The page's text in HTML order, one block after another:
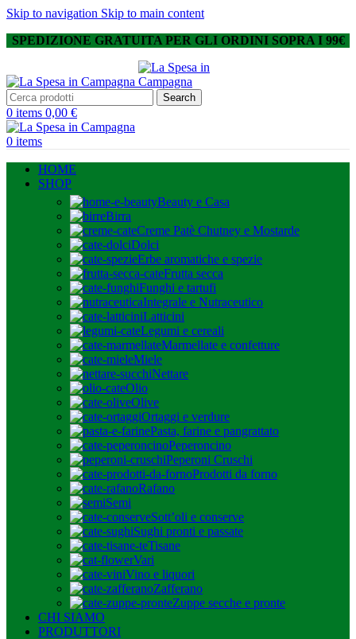
Skip to navigation Skip to main content
SPEDIZIONE GRATUITA PER GLI ORDINI SOPRA I 99€
Search
0 items 0,00 €
0 items
HOME
SHOP
Beauty e Casa
Birra
Creme Patè Chutney e Mostarde
Dolci
Erbe aromatiche e spezie
Frutta secca
Funghi e tartufi
Integrale e Nutraceutico
Latticini
Legumi e cereali
Marmellate e confetture
Miele
Nettare
Olio
Olive
Ortaggi e verdure
Pasta, farine e pangrattato
Peperoncino
Peperoni Cruschi
Prodotti da forno
Rafano
Semi
Sott’oli e conserve
Sughi pronti e passate
Tisane
Vari
Vino e liquori
Zafferano
Zuppe secche e pronte
CHI SIAMO
PRODUTTORI